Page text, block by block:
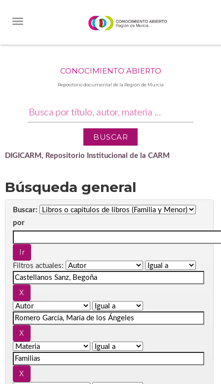
CONOCIMIENTO ABIERTO
Repositorio documental de la Región de Murcia
DIGICARM, Repositorio Institucional de la CARM
Búsqueda general
Buscar:
por
Filtros actuales: